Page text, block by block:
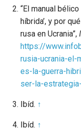
“El manual
híbrida’, y por
rusa en Ucrania”,
https://
rusia-ucrania-el-
es-la-guerra-
ser-la-
Ibíd. ↑
Ibíd. ↑